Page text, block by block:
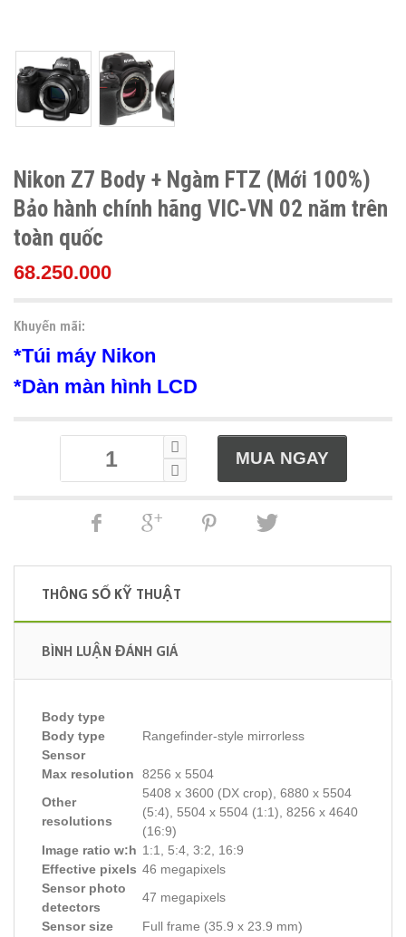
Nikon Z7 Body + Ngàm FTZ (Mới 100%)
Bảo hành chính hãng VIC-VN 02 năm trên
toàn quốc
68.250.000
Khuyến mãi:
*Túi máy Nikon
*Dàn màn hình LCD
THÔNG SỐ KỸ THUẬT
BÌNH LUẬN ĐÁNH GIÁ
Body type
Body type
Rangefinder-style mirrorless
Sensor
Max resolution
8256 x 5504
Other
resolutions
5408 x 3600 (DX crop), 6880 x 5504
(5:4), 5504 x 5504 (1:1), 8256 x 4640
(16:9)
Image ratio w:h 1:1, 5:4, 3:2, 16:9
Effective pixels 46 megapixels
Sensor photo
detectors
47 megapixels
Sensor size
Full frame (35.9 x 23.9 mm)